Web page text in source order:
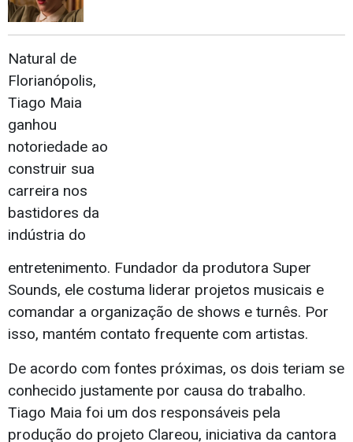
Natural de
Florianópolis,
Tiago Maia
ganhou
notoriedade ao
construir sua
carreira nos
bastidores da
indústria do
entretenimento. Fundador da produtora Super
Sounds, ele costuma liderar projetos musicais e
comandar a organização de shows e turnês. Por
isso, mantém contato frequente com artistas.
De acordo com fontes próximas, os dois teriam se
conhecido justamente por causa do trabalho.
Tiago Maia foi um dos responsáveis pela
produção do projeto Clareou, iniciativa da cantora